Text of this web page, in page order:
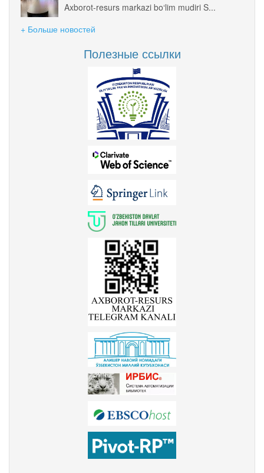
Axborot-resurs markazi bo‘lim mudiri S...
+ Больше новостей
Полезные ссылки